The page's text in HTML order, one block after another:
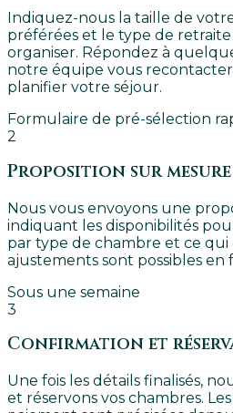
Indiquez-nous la taille de
préférées et le type de
organiser. Répondez à
notre équipe vous
planifier votre séjour.
Formulaire de pré-sélection
2
Proposition sur mesure
Nous vous envoyons une
indiquant les disponibilités
par type de chambre et ce qui
ajustements sont possibles en
Sous une semaine
3
Confirmation et
Une fois les détails finalisés,
et réservons vos chambres.